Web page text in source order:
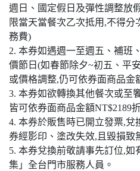
週日、國定假日及彈性調整放
限當天當餐次乙次抵用,不得分
務費)
2. 本券如遇週一至週五、補班
價節日(如春節除夕~初五、平
或價格調整,仍可依券面商品金
3. 本券如欲轉換其他餐次或至
皆可依券面商品金額NT$2189
4. 本券於販售時已開立發票,
券經影印、塗改失效,且毀損致
5. 本券兌換前敬請事先訂位,
集」全台門市服務人員。